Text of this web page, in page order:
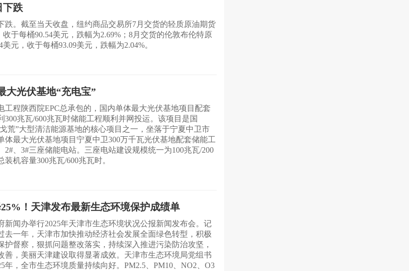
下跌
跌。截至当天收盘，纽约商品交易所7月交货的轻质原油期货
于每桶90.54美元，跌幅为2.69%；8月交货的伦敦布伦特原
元，收于每桶93.09美元，跌幅为2.04%。
大光伏基地“充电宝”
工程陕西院EPC总承包的，国内单体最大光伏基地项目配套
300兆瓦/600兆瓦时储能工程顺利并网投运。该项目是国
荒”大型清洁能源基地的核心项目之一，坐落于宁夏中卫市
体最大光伏基地项目宁夏中卫300万千瓦光伏基地配套储能工
2#、3#三座储能电站。三座电站建设规模统一为100兆瓦/200
机容量300兆瓦/600兆瓦时。
！天津发布最新生态环境保护成绩单
新闻办举行2025年天津市生态环境状况公报新闻发布会。记
去一年，天津市加快推动经济社会发展全面绿色转型，积极
护督察，狠抓问题整改落实，持续深入推进污染防治攻坚，
善，美丽天津建设取得显著成效。天津市生态环境局党组书
年，全市生态环境质量持续向好。PM2.5、PM10、NO2、O3